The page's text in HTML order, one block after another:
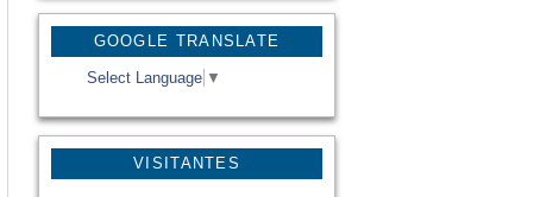
GOOGLE TRANSLATE
Select Language ▼
VISITANTES